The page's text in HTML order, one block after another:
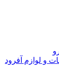
و لوازم آفرود